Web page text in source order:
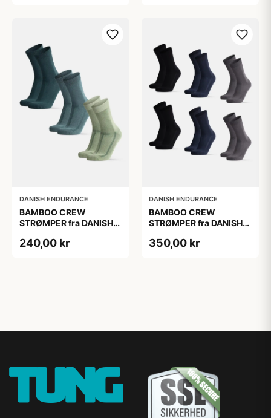
DANISH ENDURANCE
BAMBOO CREW
STRØMPER fra DANISH
Mørkegrøn | Lysegrøn |
240,00 kr
DANISH ENDURANCE
BAMBOO CREW
STRØMPER fra DANISH
38
350,00 kr